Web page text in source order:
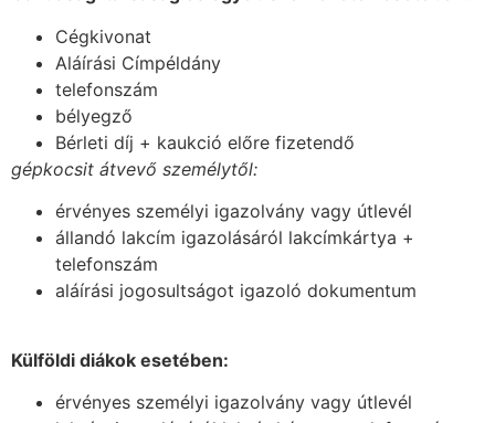
Cégkivonat
Aláírási Címpéldány
telefonszám
bélyegző
Bérleti díj + kaukció előre fizetendő
gépkocsit átvevő személytől:
érvényes személyi igazolvány vagy útlevél
állandó lakcím igazolásáról lakcímkártya +
telefonszám
aláírási jogosultságot igazoló dokumentum
Külföldi diákok esetében:
érvényes személyi igazolvány vagy útlevél